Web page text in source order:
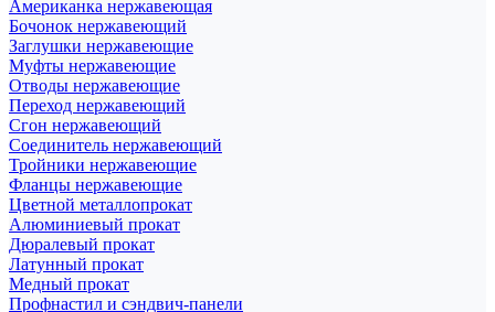
Американка нержавеющая
Бочонок нержавеющий
Заглушки нержавеющие
Муфты нержавеющие
Отводы нержавеющие
Переход нержавеющий
Сгон нержавеющий
Соединитель нержавеющий
Тройники нержавеющие
Фланцы нержавеющие
Цветной металлопрокат
Алюминиевый прокат
Дюралевый прокат
Латунный прокат
Медный прокат
Профнастил и сэндвич-панели